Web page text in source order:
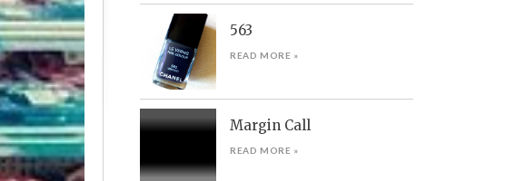
563
READ MORE »
Margin Call
READ MORE »